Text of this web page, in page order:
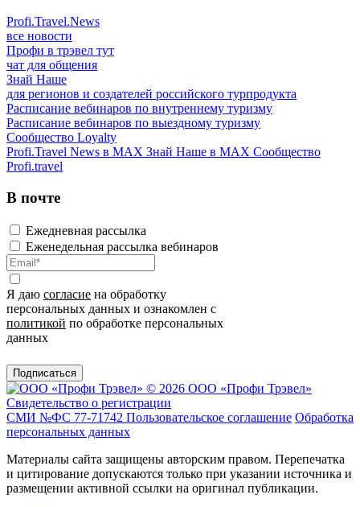
Profi.Travel.News
все новости
Профи в трэвел тут
чат для общения
Знай Наше
для регионов и создателей российского турпродукта
Расписание вебинаров по внутреннему туризму
Расписание вебинаров по выездному туризму
Сообщество Loyalty
Profi.Travel News в MAX Знай Наше в MAX Сообщество
Profi.travel
В почте
Ежедневная рассылка
Еженедельная рассылка вебинаров
Я даю согласие на обработку
персональных данных и ознакомлен с
политикой по обработке персональных
данных
Подписаться
© 2026 ООО «Профи Трэвeл»
Свидетельство о регистрации
СМИ №ФС 77-71742 Пользовательское соглашение Обработка
персональных данных
Материалы сайта защищены авторским правом. Перепечатка
и цитирование допускаются только при указании источника и
размещении активной ссылки на оригинал публикации.